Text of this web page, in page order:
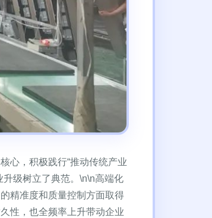
心，积极践行“推动传统产业
级树立了典范。\n\n高端化
精准度和质量控制方面取得
性，也全频率上升带动企业